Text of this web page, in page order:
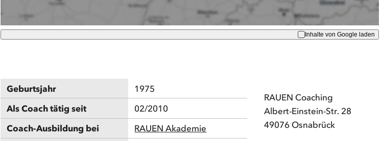
Inhalte von Google laden
Geburtsjahr
1975
Als Coach tätig seit
02/2010
Coach-Ausbildung bei
RAUEN Akademie
RAUEN Coaching
Albert-Einstein-Str. 28
49076 Osnabrück